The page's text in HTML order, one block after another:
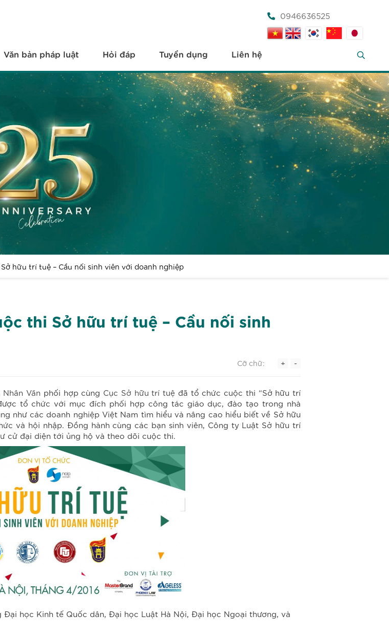
0946636525
Văn bản pháp luật Hỏi đáp Tuyển dụng Liên hệ
hữu trí tuệ – Cầu nối sinh viên với doanh nghiệp
thi Sở hữu trí tuệ – Cầu nối sinh
Cỡ chữ: + -
Văn phối hợp cùng Cục Sở hữu trí tuệ đã tổ chức cuộc thi “Sở hữu trí
tổ chức với mục đích phối hợp công tác giáo dục, đào tạo trong nhà
như các doanh nghiệp Việt Nam tìm hiểu và nâng cao hiểu biết về Sở hữu
và hội nhập. Đồng hành cùng các bạn sinh viên, Công ty Luật Sở hữu trí
cử đại diện tới ủng hộ và theo dõi cuộc thi.
học Kinh tế Quốc dân, Đại học Luật Hà Nội, Đại học Ngoại thương, và